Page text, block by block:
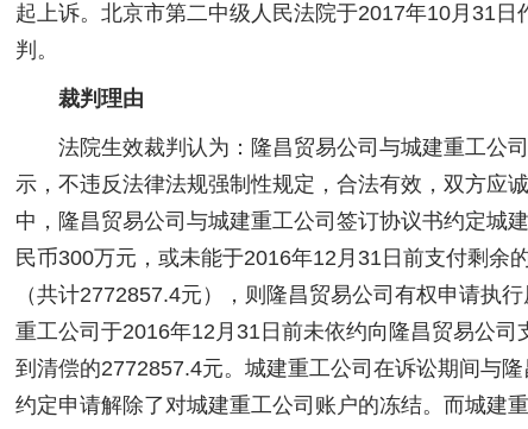
起上诉。北京市第二中级人民法院于2017年10月31
判。
裁判理由
法院生效裁判认为：隆昌贸易公司与城建重工公司
示，不违反法律法规强制性规定，合法有效，双方应
中，隆昌贸易公司与城建重工公司签订协议书约定城
民币300万元，或未能于2016年12月31日前支付剩余
（共计2772857.4元），则隆昌贸易公司有权申请执
重工公司于2016年12月31日前未依约向隆昌贸易公
到清偿的2772857.4元。城建重工公司在诉讼期间与
约定申请解除了对城建重工公司账户的冻结。而城建